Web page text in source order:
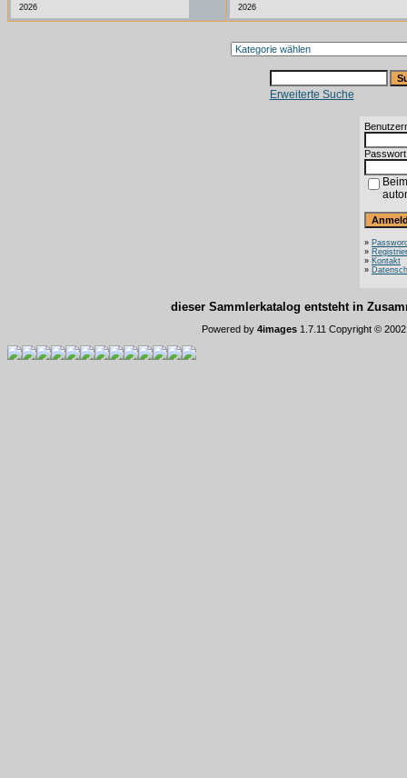
2026 2026
Erweiterte Suche
»
»
» Kontakt
»
dieser Sammlerkatalog entsteht in
Powered by 4images 1.7.11 Copyright ©